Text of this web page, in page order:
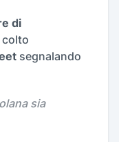
di
colto
segnalando
sia